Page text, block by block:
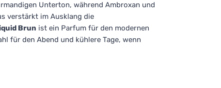
Unterton, während Ambroxan und
verstärkt im Ausklang die
Brun ist ein Parfum für den modernen
für den Abend und kühlere Tage, wenn